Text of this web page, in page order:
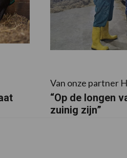
Van onze partner
“Op de longen
zuinig zijn”